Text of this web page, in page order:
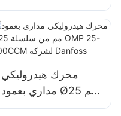
بمنفذ زيت جانبي
ومحرك مداري لشركة
دانفوس
محرك هيدروليكي
مداري بعمود Ø25 مم
من سلسلة OMP 25-